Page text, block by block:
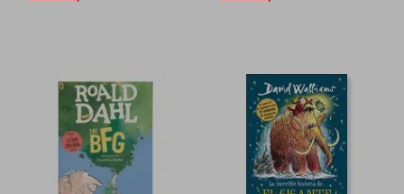
55%
dcto. S/ 54,89
40%
dcto.